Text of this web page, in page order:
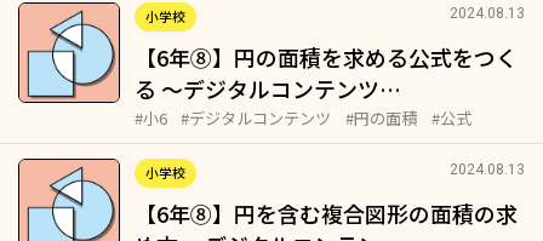
小学校 2024.08.13
【6年⑧】円の面積を求める公式をつく
る ～デジタルコンテンツ…
#小6 #デジタルコンテンツ #円の面積 #公式
小学校 2024.08.13
【6年⑧】円を含む複合図形の面積の求